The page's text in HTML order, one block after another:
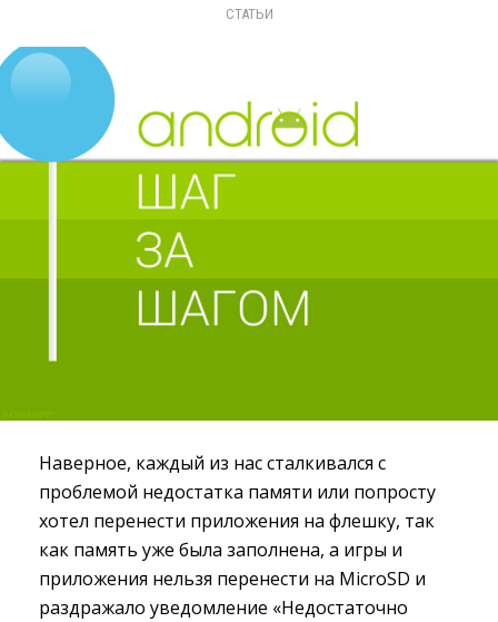
СТАТЬИ
Наверное, каждый из нас сталкивался с
проблемой недостатка памяти или попросту
хотел перенести приложения на флешку, так
как память уже была заполнена, а игры и
приложения нельзя перенести на MicroSD и
раздражало уведомление «Недостаточно